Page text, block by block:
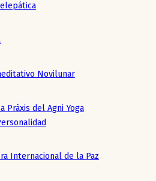
Novilunar
Práxis del Agni Yoga
Internacional de la Paz